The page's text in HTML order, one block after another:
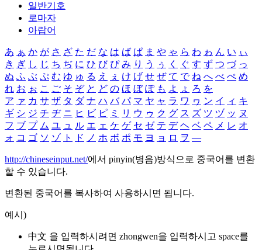
일반기호
로마자
아랍어
あ ぁ か が さ ざ た だ な は ば ぱ ま や ゃ ら わ ゎ ん い ぃ
き ぎ し じ ち ぢ に ひ び ぴ み り う ぅ く ぐ す ず つ づ っ
ぬ ふ ぶ ぷ む ゆ ゅ る え ぇ け げ せ ぜ て で ね へ べ ぺ め
れ お ぉ こ ご そ ぞ と ど の ほ ぼ ぽ も よ ょ ろ を
ア ァ カ サ ザ タ ダ ナ ハ バ パ マ ヤ ャ ラ ワ ヮ ン イ ィ キ
ギ シ ジ チ ヂ ニ ヒ ビ ピ ミ リ ウ ゥ ク グ ス ズ ツ ヅ ッ ヌ
フ ブ プ ム ユ ュ ル エ ェ ケ ゲ セ ゼ テ デ ヘ ベ ペ メ レ オ
ォ コ ゴ ソ ゾ ト ド ノ ホ ボ ポ モ ヨ ョ ロ ヲ ―
http://chineseinput.net/에서 pinyin(병음)방식으로 중국어를 변환
할 수 있습니다.
변환된 중국어를 복사하여 사용하시면 됩니다.
예시)
中文 을 입력하시려면 zhongwen을 입력하시고 space를